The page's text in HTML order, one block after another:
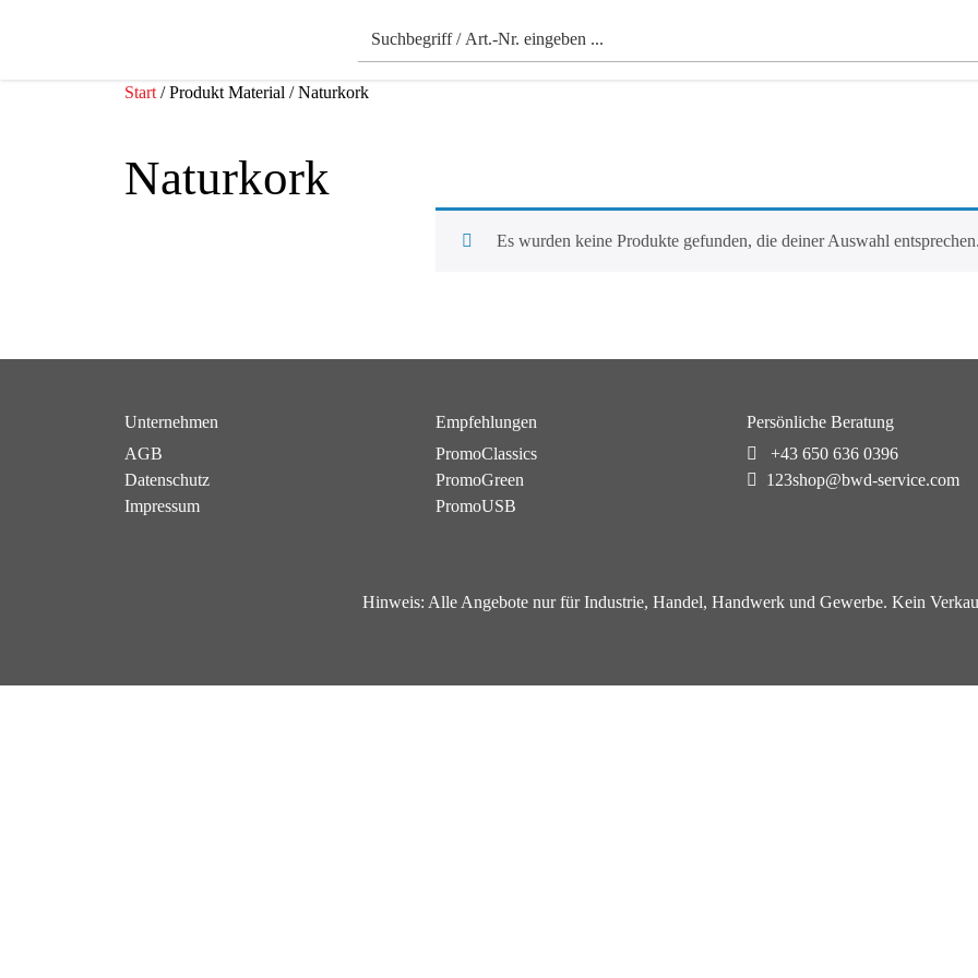
Start / Produkt Material / Naturkork
Naturkork
Es wurden keine Produkte gefunden, die deiner Auswahl
Unternehmen
AGB
Datenschutz
Impressum
Empfehlungen
PromoClassics
PromoGreen
PromoUSB
Persönliche Beratung
+43 650 636 0396
123shop@bwd-service.com
Hinweis: Alle Angebote nur für Industrie, Handel, Handwerk und Gewerbe. Kein